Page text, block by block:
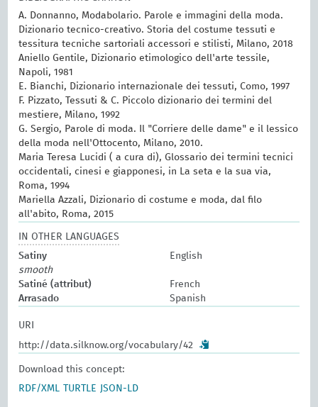
A. Donnanno, Modabolario. Parole e immagini della moda.
Dizionario tecnico-creativo. Storia del costume tessuti e
tessitura tecniche sartoriali accessori e stilisti, Milano, 2018
Aniello Gentile, Dizionario etimologico dell'arte tessile,
Napoli, 1981
E. Bianchi, Dizionario internazionale dei tessuti, Como, 1997
F. Pizzato, Tessuti & C. Piccolo dizionario dei termini del
mestiere, Milano, 1992
G. Sergio, Parole di moda. Il "Corriere delle dame" e il lessico
della moda nell'Ottocento, Milano, 2010.
Maria Teresa Lucidi ( a cura di), Glossario dei termini tecnici
occidentali, cinesi e giapponesi, in La seta e la sua via,
Roma, 1994
Mariella Azzali, Dizionario di costume e moda, dal filo
all'abito, Roma, 2015
IN OTHER LANGUAGES
Satiny
English
smooth
Satiné (attribut)
French
Arrasado
Spanish
URI
http://data.silknow.org/vocabulary/42
Download this concept:
RDF/XML
TURTLE JSON-LD